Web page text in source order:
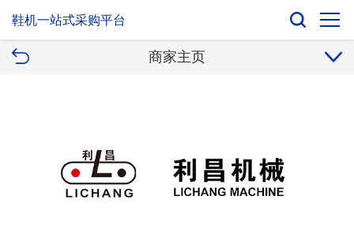
鞋机一站式采购平台
商家主页